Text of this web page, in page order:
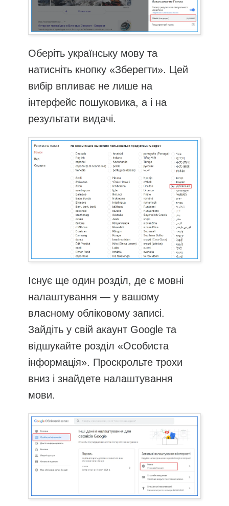
Оберіть українську мову та
натисніть кнопку «Зберегти». Цей
вибір впливає не лише на
інтерфейс пошуковика, а і на
результати видачі.
Існує ще один розділ, де є мовні
налаштування — у вашому
власному обліковому записі.
Зайдіть у свій акаунт Google та
відшукайте розділ «Особиста
інформація». Проскрольте трохи
вниз і знайдете налаштування
мови.